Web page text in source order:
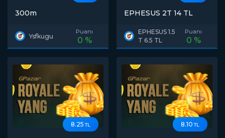
300m
Ysfkugu
Puanı
0 %
EPHESUS 2T 14 TL
EPHESUS 1.5
T 6.5 TL
Puanı
0 %
8.25 TL 8.10 TL